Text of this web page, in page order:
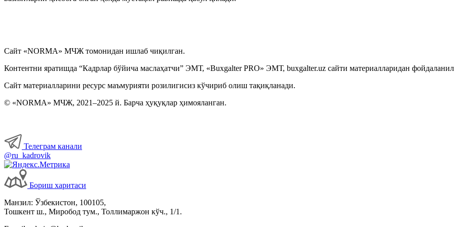
Сайт «NORMA» МЧЖ томонидан ишлаб чиқилган.
Контентни яратишда “Кадрлар бўйича маслаҳатчи” ЭМТ, «Buxgalter PRO» ЭМТ, buxgalter.uz сайти материалларидан
Сайт материалларини ресурс маъмурияти розилигисиз кўчириб олиш тақиқланади.
© «NORMA» МЧЖ, 2021–2025 й. Барча ҳуқуқлар ҳимояланган.
Телеграм канали
@ru_kadrovik
Бориш харитаси
Манзил: Ўзбекистон, 100105,
Тошкент ш., Миробод тум., Толлимаржон кўч., 1/1.